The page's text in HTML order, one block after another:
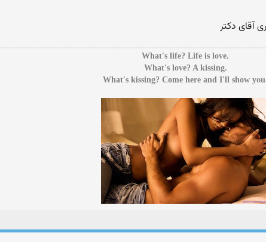
آقای دکتر
.What's life? Life is love
.What's love? A kissing